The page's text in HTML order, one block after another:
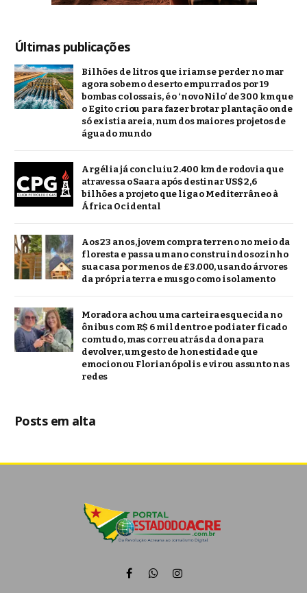
Últimas publicações
Bilhões de litros que iriam se perder no mar
agora sobem o deserto empurrados por 19
bombas colossais, é o ‘novo Nilo’ de 300 km que
o Egito criou para fazer brotar plantação onde
só existia areia, num dos maiores projetos de
água do mundo
Argélia já concluiu 2.400 km de rodovia que
atravessa o Saara após destinar US$ 2,6
bilhões a projeto que liga o Mediterrâneo à
África Ocidental
Aos 23 anos, jovem compra terreno no meio da
floresta e passa um ano construindo sozinho
sua casa por menos de £3.000, usando árvores
da própria terra e musgo como isolamento
Moradora achou uma carteira esquecida no
ônibus com R$ 6 mil dentro e podia ter ficado
com tudo, mas correu atrás da dona para
devolver, um gesto de honestidade que
emocionou Florianópolis e virou assunto nas
redes
Posts em alta
FacebookWhatsAppInstagram